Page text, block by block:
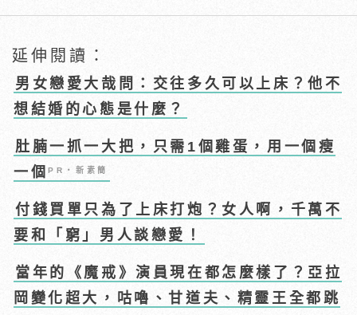
延伸閱讀：
男女戀愛大哉問：交往多久可以上床？他不
想結婚的心態是什麼？
肚腩一抓一大把，只需1個雞蛋，用一個瘦
一個PR・新素簡
付錢買單只為了上床打炮？女人啊，千萬不
要和「窮」男人談戀愛！
當年的《魔戒》演員現在都怎麼樣了？亞拉
岡變化超大，咕嚕、甘道夫、精靈王全都跳